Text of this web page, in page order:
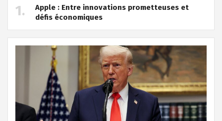
Apple : Entre innovations prometteuses et
défis économiques